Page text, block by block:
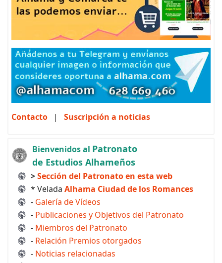
Contacto | Suscripción a noticias
Bienvenidos al Patronato
de Estudios Alhameños
>Sección del Patronato en esta web
* Velada Alhama Ciudad de los Romances
- Galería de Vídeos
- Publicaciones y Objetivos del Patronato
- Miembros del Patronato
- Relación Premios otorgados
- Noticias relacionadas